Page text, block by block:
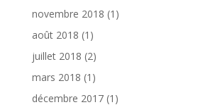
novembre 2018 (1)
août 2018 (1)
juillet 2018 (2)
mars 2018 (1)
décembre 2017(1)